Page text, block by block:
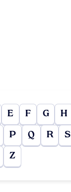
E F G H
P Q R S
Z